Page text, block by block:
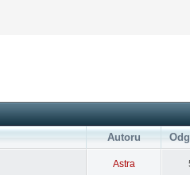
Autoru
Astra